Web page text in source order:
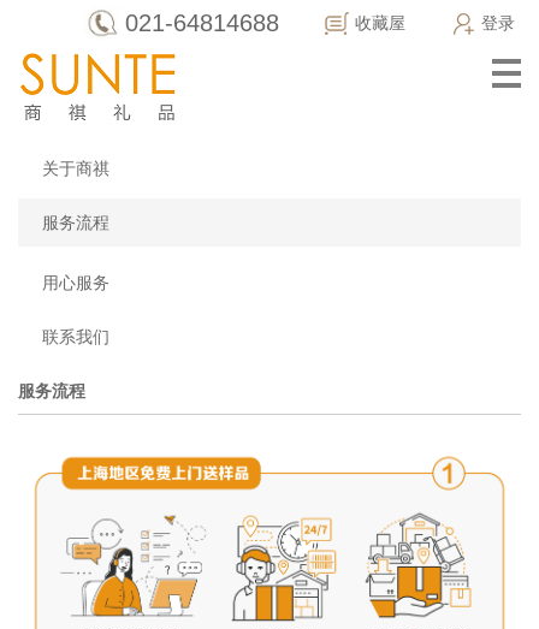
登录
收藏屋
021-64814688
关于商祺
服务流程
用心服务
联系我们
服务流程